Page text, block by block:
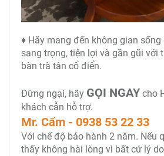
♦ Hãy mang đến không gian
sang trọng, tiện lợi và gần gũi với
bàn trà tân cổ điển.
Đừng ngại, hãy GỌI NGAY cho
khách cẫn hỗ trợ.
Mr. Cẩm - 0938 53 22 33
Với chế độ bảo hành 2 năm. Nếu
thấy không hài lòng vì bất cứ lý